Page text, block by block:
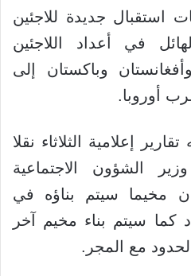
استقبال جديدة للاجئين
في أعداد اللاجئين
وباكستان إلى
أوروبا.
إعلامية الثلاثاء نقلا
الشؤون الاجتماعية
مخيما سيتم بناؤه في
كما سيتم بناء مخيم آخر
مع المجر.